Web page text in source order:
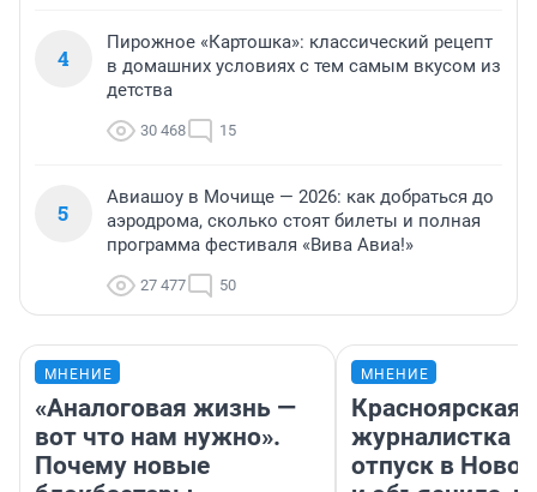
4
Пирожное «Картошка»: классический рецепт
в домашних условиях с тем самым вкусом из
детства
30 468 15
5
Авиашоу в Мочище — 2026: как добраться до
аэродрома, сколько стоят билеты и полная
программа фестиваля «Вива Авиа!»
27 477 50
МНЕНИЕ
«Аналоговая жизнь —
вот что нам нужно».
Почему новые
МНЕНИЕ
Красноярская
журналистка
отпуск в